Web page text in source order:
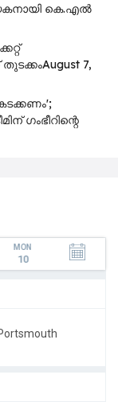
കെ.എൽ
August 7,
ഗംഭീറിന്റെ
MON
10